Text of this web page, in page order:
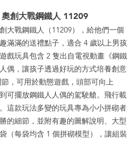
創大戰鋼鐵人 11209
大戰鋼鐵人（11209），給他們一個
滿滿的送禮點子，適合 4 歲以上男孩
戲玩具包含 2 隻出自電視動畫《鋼鐵
偶，讓孩子透過好玩的方式培養創意
，可用於動態遊戲，頭部可向上
可擺放鋼鐵人人偶的駕駛艙。飛行載
這款玩法多變的玩具專為小小拼砌者
的細節，並附有趣的圖解說明、大型
（每袋均含 1 個拼砌模型），讓組裝